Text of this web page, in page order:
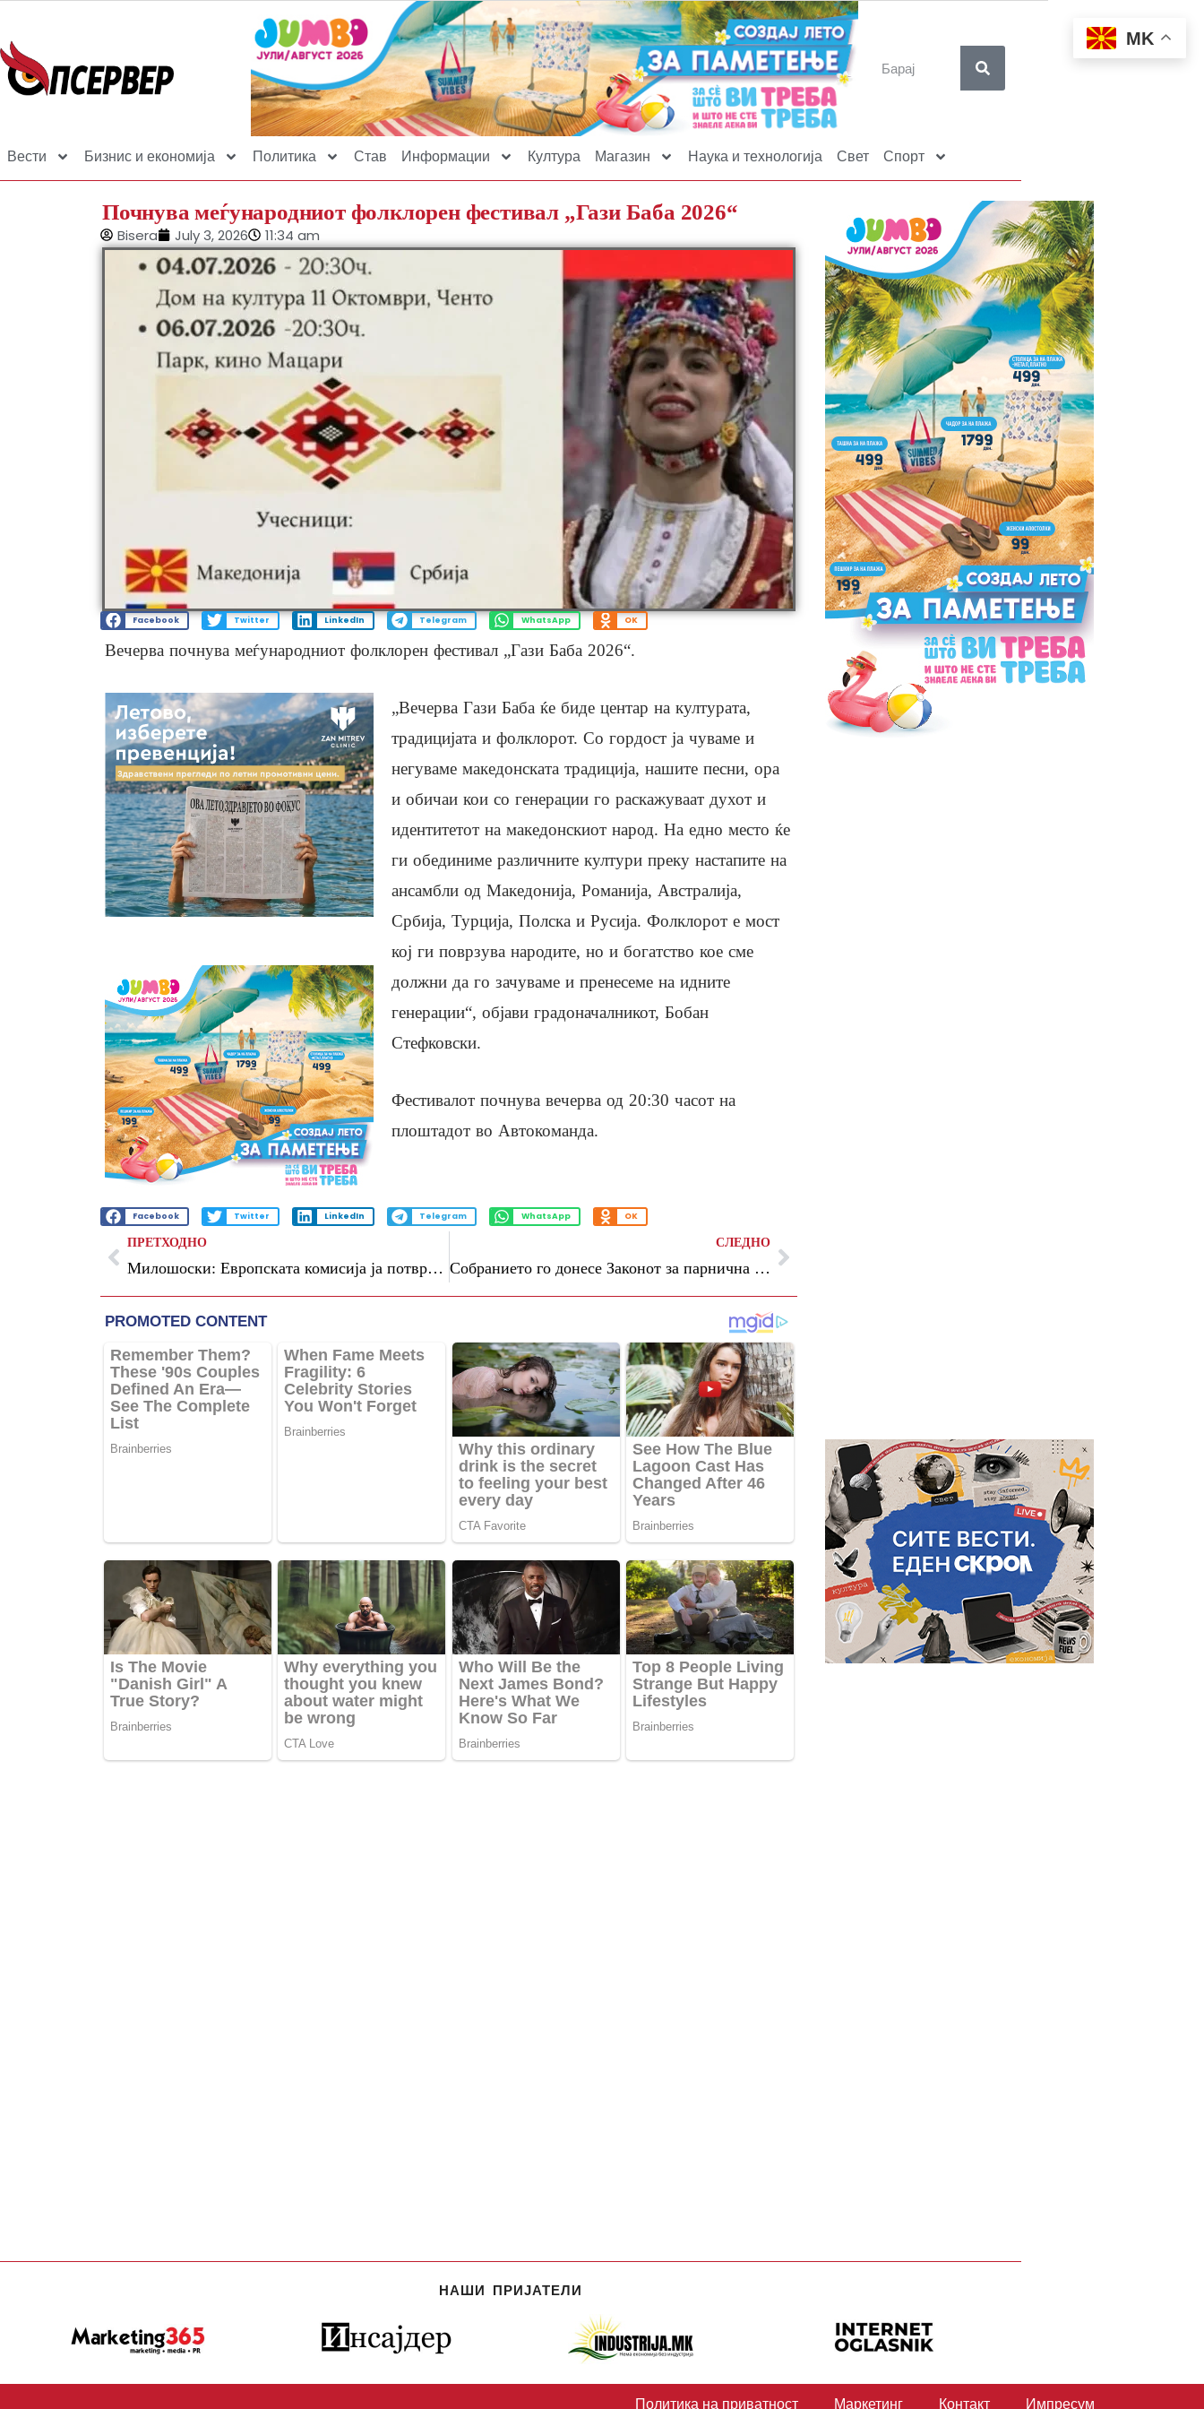
Вести Бизнис и економија Политика Став Информации Култура Магазин Наука и технологија Свет Спорт
Почнува меѓународниот фолклорен фестивал „Гази Баба 2026“
Bisera July 3, 2026 11:34 am
Facebook Twitter LinkedIn Telegram WhatsApp OK
Вечерва почнува меѓународниот фолклорен фестивал „Гази Баба 2026“.
„Вечерва Гази Баба ќе биде центар на културата,
традицијата и фолклорот. Со гордост ја чуваме и
негуваме македонската традиција, нашите песни, ора
и обичаи кои со генерации го раскажуваат духот и
идентитетот на македонскиот народ. На едно место ќе
ги обединиме различните култури преку настапите на
ансамбли од Македонија, Романија, Австралија,
Србија, Турција, Полска и Русија. Фолклорот е мост
кој ги поврзува народите, но и богатство кое сме
должни да го зачуваме и пренесеме на идните
генерации“, објави градоначалникот, Бобан
Стефковски.
Фестивалот почнува вечерва од 20:30 часот на
плоштадот во Автокоманда.
Facebook Twitter LinkedIn Telegram WhatsApp OK
ПРЕТХОДНО
Милошоски: Европската комисија ја потврди Македонија како лидер во реформите, СДС да не ги блокира законите
СЛЕДНО
Собранието го донесе Законот за парнична постапка
НАШИ ПРИЈАТЕЛИ
Политика на приватност Маркетинг Контакт Импресум
MK